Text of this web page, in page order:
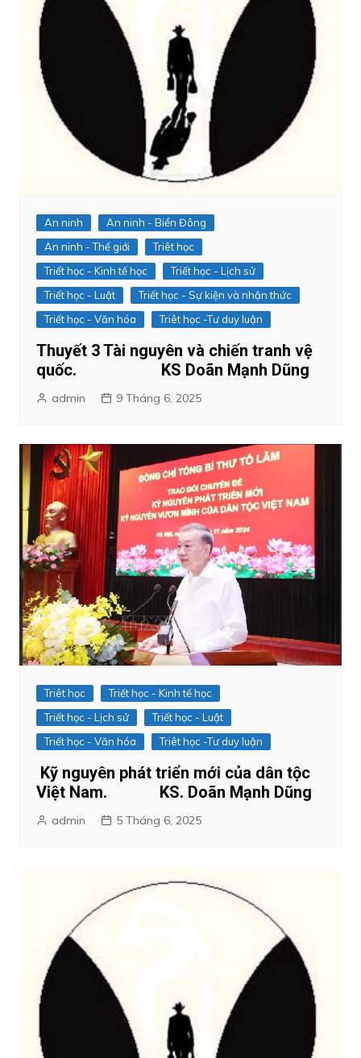
An ninh
An ninh - Biển Đông
An ninh - Thế giới
Triêt học
Triết học - Kinh tế học
Triết học - Lịch sử
Triết học - Luật
Triết học - Sự kiện và nhận thức
Triết học - Văn hóa
Triêt học -Tư duy luận
Thuyết 3 Tài nguyên và chiến tranh vệ
quốc. KS Doãn Mạnh Dũng
admin 9 Tháng 6, 2025
Triêt học
Triết học - Kinh tế học
Triết học - Lịch sử
Triết học - Luật
Triết học - Văn hóa
Triêt học -Tư duy luận
Kỹ nguyên phát triển mới của dân tộc
Việt Nam. KS. Doãn Mạnh Dũng
admin 5 Tháng 6, 2025